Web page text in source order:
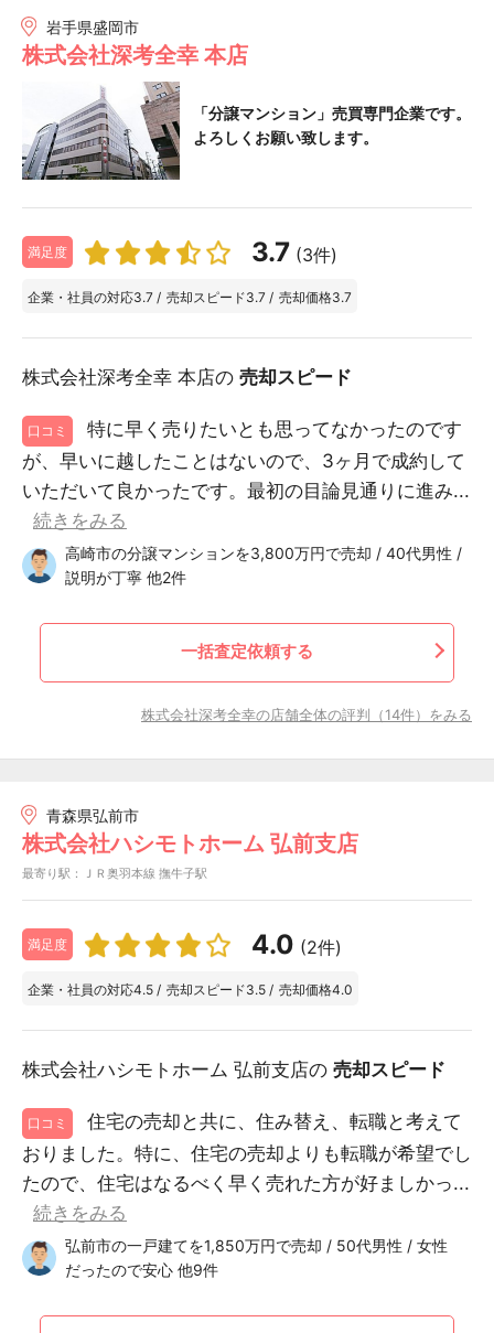
岩手県盛岡市
株式会社深考全幸 本店
「分譲マンション」売買専門企業です。
よろしくお願い致します。
満足度 3.7 (3件)
企業・社員の対応3.7 / 売却スピード3.7 / 売却価格3.7
株式会社深考全幸 本店の 売却スピード
口コミ
特に早く売りたいとも思ってなかったのです
が、早いに越したことはないので、3ヶ月で成約して
いただいて良かったです。最初の目論見通りに進み...
続きをみる
高崎市の分譲マンションを3,800万円で売却 / 40代男性 /
説明が丁寧 他2件
一括査定依頼する
株式会社深考全幸の店舗全体の評判（14件）をみる
青森県弘前市
株式会社ハシモトホーム 弘前支店
最寄り駅：ＪＲ奥羽本線 撫牛子駅
満足度 4.0 (2件)
企業・社員の対応4.5 / 売却スピード3.5 / 売却価格4.0
株式会社ハシモトホーム 弘前支店の 売却スピード
口コミ
住宅の売却と共に、住み替え、転職と考えて
おりました。特に、住宅の売却よりも転職が希望でし
たので、住宅はなるべく早く売れた方が好ましかっ...
続きをみる
弘前市の一戸建てを1,850万円で売却 / 50代男性 / 女性
だったので安心 他9件